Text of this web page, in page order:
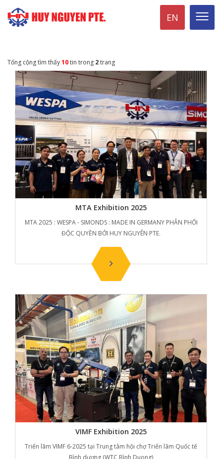
EN
Tổng cộng tìm thấy10tin trong 2trang
MTA Exhibition 2025
MTA 2025 : WESPA - SIMONDS : MADE IN GERMANY PHÂN PHỐI
ĐỘC QUYỀN BỞI HUY NGUYÊN PTE.
VIMF Exhibition 2025
Triển lãm VIMF 6-2025 tại Trung tâm hội chợ Triển lãm Quốc tế
Bình dương (WTC Bình Duong)